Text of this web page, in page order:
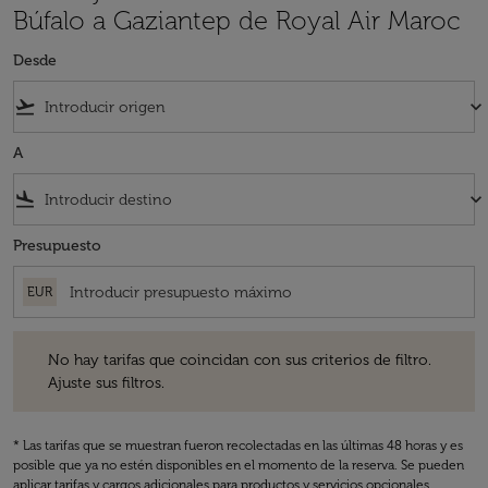
Búfalo a Gaziantep de Royal Air Maroc
Desde
flight_takeoff keyboard_arrow_down
A
flight_land keyboard_arrow_down
Presupuesto
EUR
No hay tarifas que coincidan con sus criterios de filtro.
Ajuste sus filtros.
* Las tarifas que se muestran fueron recolectadas en las últimas 48 horas y es
posible que ya no estén disponibles en el momento de la reserva. Se pueden
aplicar tarifas y cargos adicionales para productos y servicios opcionales.